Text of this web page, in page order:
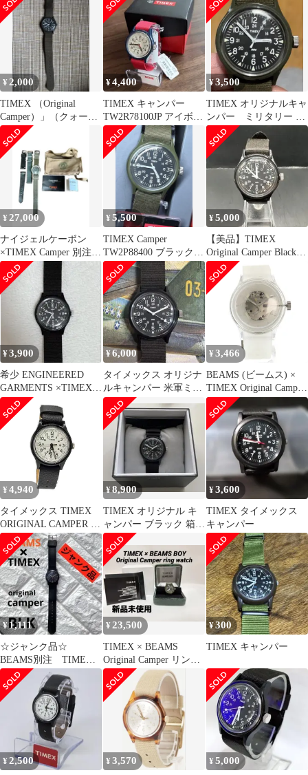
ミリタリー
ブラッ
¥ 2,000
TIMEX （Original
Camper）」（クォー
ツ・樹脂ケース・オリ
ーブ
¥4,400
TIMEX キャンパー
TW2R78100JP アイボリ
ー/レッド 箱・保証書付
¥3,500
TIMEX オリジナルキャ
ンパー ミリタリー ウ
ォッチ 時計 防水
¥27,000
ナイジェルケーボン
×TIMEX Camper 別注ミ
リタリーウォッチ
¥5,500
TIMEX Camper
TW2P88400 ブラック
オリーブ 復刻版 稼
働品
¥5,000
【美品】TIMEX
Original Camper Black
36mm
¥3,900
希少 ENGINEERED
GARMENTS ×TIMEX×
BEAMS BOY
¥6,000
タイメックス オリジナ
ルキャンパー 米軍ミリ
タリーウォッチ TIMEX
腕時計
¥ 3,466
BEAMS (ビームス) ×
TIMEX Original Camper
タイメックス オリジナ
ル カンペール 腕時計
クリア
¥ 4,940
タイメックス TIMEX
ORIGINAL CAMPER オ
リジナルキャンパー レ
ディース 表記無
¥8,900
TIMEX オリジナル キ
ャンパー ブラック 箱付
き
¥3,600
TIMEX タイメックス
キャンパー
¥ 1,111
☆ジャンク品☆
BEAMS別注 TIMEX
original camper
¥23,500
TIMEX × BEAMS
Original Camper リング
ウォッチ
¥300
TIMEX キャンパー
¥2,500 ¥3,570 ¥5,000